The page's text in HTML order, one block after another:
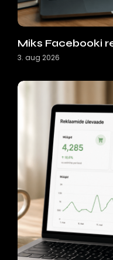
Miks Facebooki
3. aug 2026